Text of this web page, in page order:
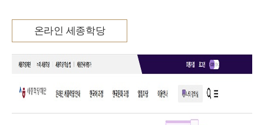
온라인 세종학당